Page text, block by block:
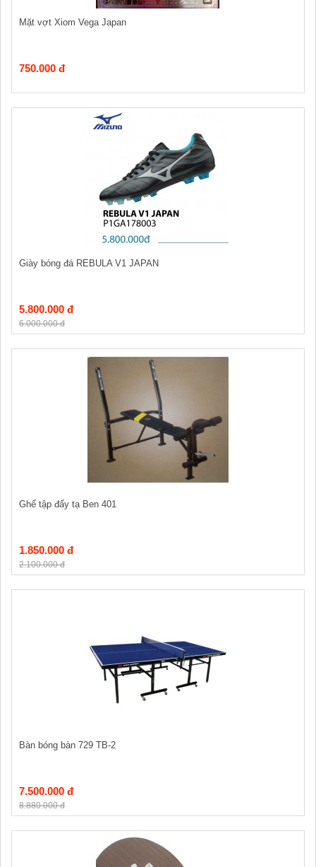
Mặt vợt Xiom Vega Japan
750.000 đ
Giày bóng đá REBULA V1 JAPAN
5.800.000 đ
6.000.000 đ
Ghế tập đẩy tạ Ben 401
1.850.000 đ
2.100.000 đ
Bàn bóng bàn 729 TB-2
7.500.000 đ
8.880.000 đ